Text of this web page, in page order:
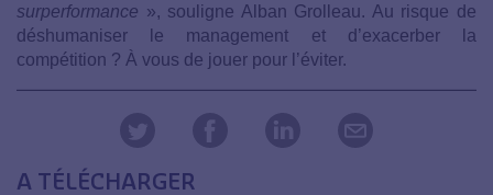
surperformance », souligne Alban Grolleau. Au risque de
déshumaniser le management et d’exacerber la
compétition ? À vous de jouer pour l’éviter.
A TÉLÉCHARGER